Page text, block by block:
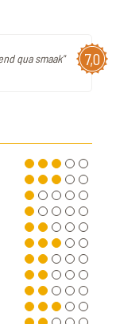
7,0
qua smaak"